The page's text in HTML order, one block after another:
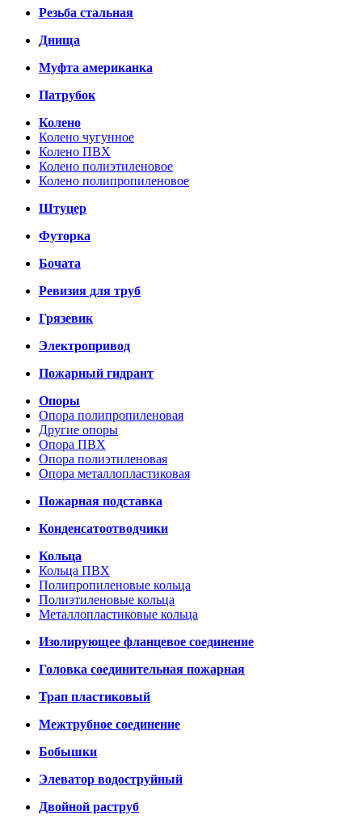
Резьба стальная
Днища
Муфта американка
Патрубок
Колено
Колено чугунное
Колено ПВХ
Колено полиэтиленовое
Колено полипропиленовое
Штуцер
Футорка
Бочата
Ревизия для труб
Грязевик
Электропривод
Пожарный гидрант
Опоры
Опора полипропиленовая
Другие опоры
Опора ПВХ
Опора полиэтиленовая
Опора металлопластиковая
Пожарная подставка
Конденсатоотводчики
Кольца
Кольца ПВХ
Полипропиленовые кольца
Полиэтиленовые кольца
Металлопластиковые кольца
Изолирующее фланцевое соединение
Головка соединительная пожарная
Трап пластиковый
Межтрубное соединение
Бобышки
Элеватор водоструйный
Двойной раструб